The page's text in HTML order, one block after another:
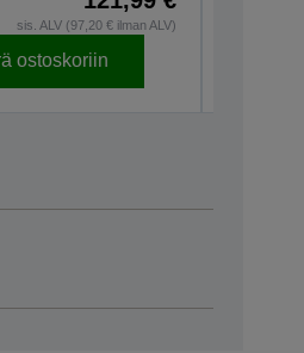
sis. ALV (97,20 € ilman ALV)
ostoskoriin